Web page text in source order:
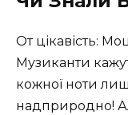
От цікавість:
Музиканти
кожної ноти
надприродно!